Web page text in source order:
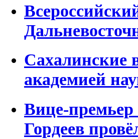
Сахалинские
академией
Вице-премьер
Гордеев